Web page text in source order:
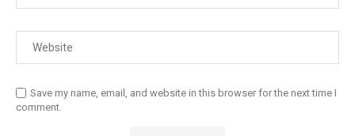
Save my name, email, and website in this browser for the next time I
comment.